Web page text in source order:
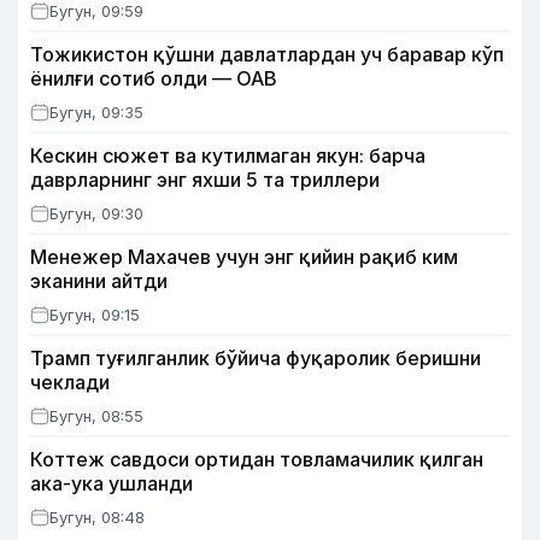
Бугун, 09:59
Тожикистон қўшни давлатлардан уч баравар кўп
ёнилғи сотиб олди — ОАВ
Бугун, 09:35
Кескин сюжет ва кутилмаган якун: барча
даврларнинг энг яхши 5 та триллери
Бугун, 09:30
Менежер Махачев учун энг қийин рақиб ким
эканини айтди
Бугун, 09:15
Трамп туғилганлик бўйича фуқаролик беришни
чеклади
Бугун, 08:55
Коттеж савдоси ортидан товламачилик қилган
ака-ука ушланди
Бугун, 08:48